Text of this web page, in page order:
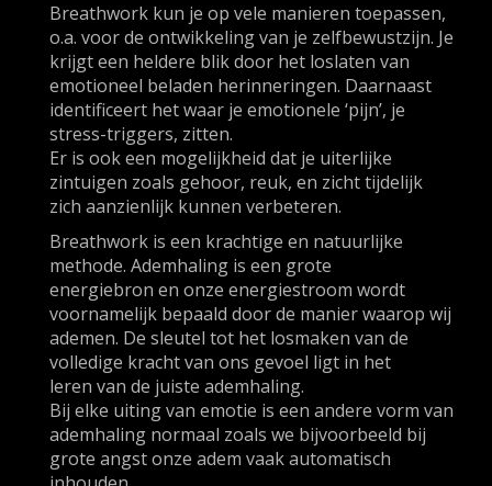
Breathwork kun je op vele manieren toepassen,
o.a. voor de ontwikkeling van je zelfbewustzijn. Je
krijgt een heldere blik door het loslaten van
emotioneel beladen herinneringen. Daarnaast
identificeert het waar je emotionele ‘pijn’, je
stress-triggers, zitten.
Er is ook een mogelijkheid dat je uiterlijke
zintuigen zoals gehoor, reuk, en zicht tijdelijk
zich aanzienlijk kunnen verbeteren.
Breathwork is een krachtige en natuurlijke
methode. Ademhaling is een grote
energiebron en onze energiestroom wordt
voornamelijk bepaald door de manier waarop wij
ademen. De sleutel tot het losmaken van de
volledige kracht van ons gevoel ligt in het
leren van de juiste ademhaling.
Bij elke uiting van emotie is een andere vorm van
ademhaling normaal zoals we bijvoorbeeld bij
grote angst onze adem vaak automatisch